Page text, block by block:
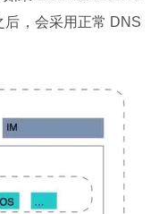
后，会采用正常 DNS